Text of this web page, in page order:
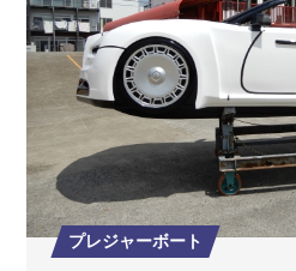
プレジャーボート